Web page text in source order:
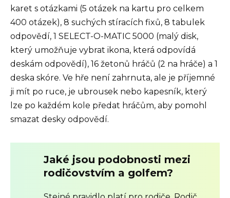
karet s otázkami (5 otázek na kartu pro celkem
400 otázek), 8 suchých stíracích fixů, 8 tabulek
odpovědí, 1 SELECT-O-MATIC 5000 (malý disk,
který umožňuje vybrat ikona, která odpovídá
deskám odpovědí), 16 žetonů hráčů (2 na hráče) a 1
deska skóre. Ve hře není zahrnuta, ale je příjemné
ji mít po ruce, je ubrousek nebo kapesník, který
lze po každém kole předat hráčům, aby pomohl
smazat desky odpovědí.
Jaké jsou podobnosti mezi
rodičovstvím a golfem?